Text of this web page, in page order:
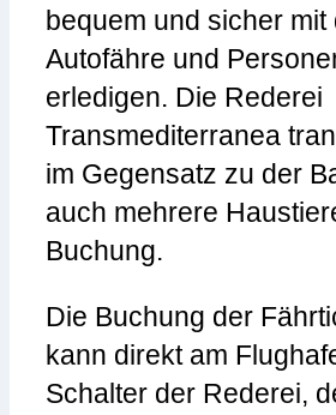
bequem und sicher mit
Autofähre und
erledigen. Die Rederei
Transmediterranea
im Gegensatz zu der
auch mehrere
Buchung.
Die Buchung der
kann direkt am
Schalter der Rederei,